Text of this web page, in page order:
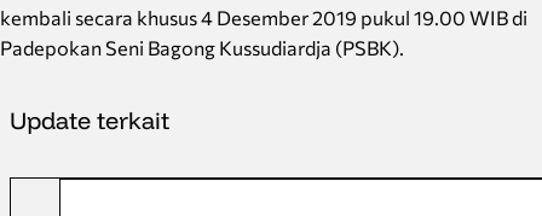
kembali secara khusus 4 Desember 2019 pukul 19.00 WIB di
Padepokan Seni Bagong Kussudiardja (PSBK).
Update terkait